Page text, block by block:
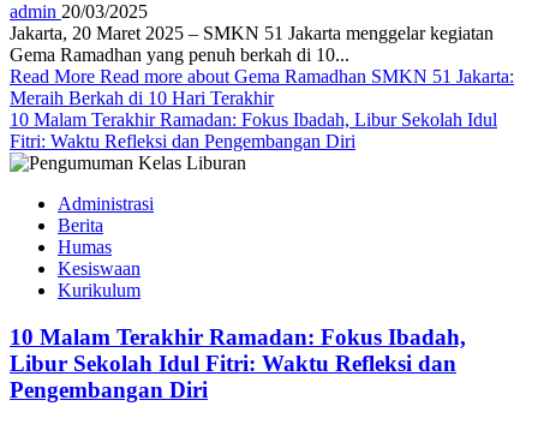
admin 20/03/2025
Jakarta, 20 Maret 2025 – SMKN 51 Jakarta menggelar kegiatan
Gema Ramadhan yang penuh berkah di 10...
Read More Read more about Gema Ramadhan SMKN 51 Jakarta:
Meraih Berkah di 10 Hari Terakhir
10 Malam Terakhir Ramadan: Fokus Ibadah, Libur Sekolah Idul
Fitri: Waktu Refleksi dan Pengembangan Diri
Administrasi
Berita
Humas
Kesiswaan
Kurikulum
10 Malam Terakhir Ramadan: Fokus Ibadah,
Libur Sekolah Idul Fitri: Waktu Refleksi dan
Pengembangan Diri